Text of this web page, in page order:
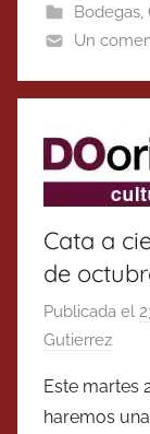
Bodegas,
Un
Cata a
de
Publicada el
Gutierrez
Este martes
haremos